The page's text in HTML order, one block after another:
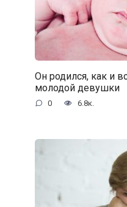
Он родился, как и
молодой девушки
0 6.8к.